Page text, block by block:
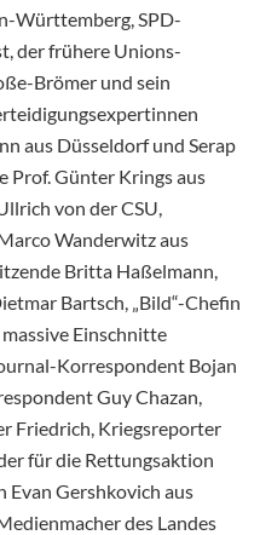
Württemberg, SPD-
der frühere Unions-
Brömer und sein
aus Düsseldorf und Serap
Prof. Günter Krings aus
von der CSU,
Wanderwitz aus
Britta Haßelmann,
Bartsch, „Bild“-Chefin
Einschnitte
Korrespondent Bojan
Guy Chazan,
Friedrich, Kriegsreporter
für die Rettungsaktion
Evan Gershkovich aus
des Landes